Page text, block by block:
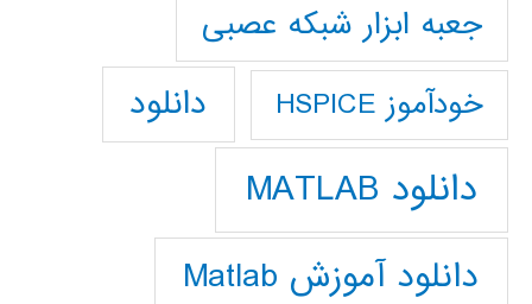
جعبه ابزار شبکه عصبی
خودآموز HSPICE دانلود
دانلود MATLAB
دانلود آموزش Matlab